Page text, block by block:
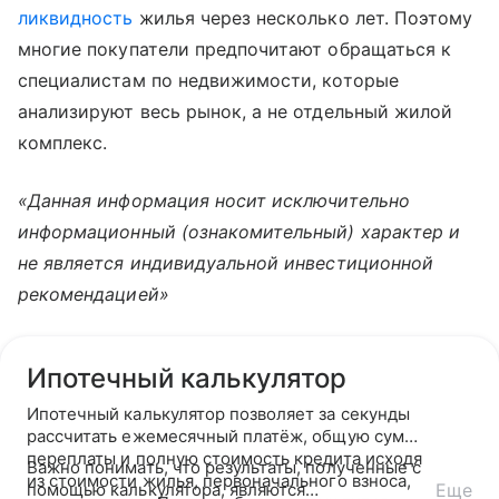
ликвидность жилья через несколько лет. Поэтому
многие покупатели предпочитают обращаться к
специалистам по недвижимости, которые
анализируют весь рынок, а не отдельный жилой
комплекс.
«Данная информация носит исключительно
информационный (ознакомительный) характер и
не является индивидуальной инвестиционной
рекомендацией»
Ипотечный калькулятор
Ипотечный калькулятор позволяет за секунды
рассчитать ежемесячный платёж, общую сумму
переплаты и полную стоимость кредита исходя
из стоимости жилья, первоначального взноса,
Важно понимать, что результаты, полученные с
помощью калькулятора, являются
Еще